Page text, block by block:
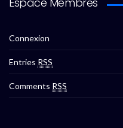
Connexion
Entries RSS
Comments RSS